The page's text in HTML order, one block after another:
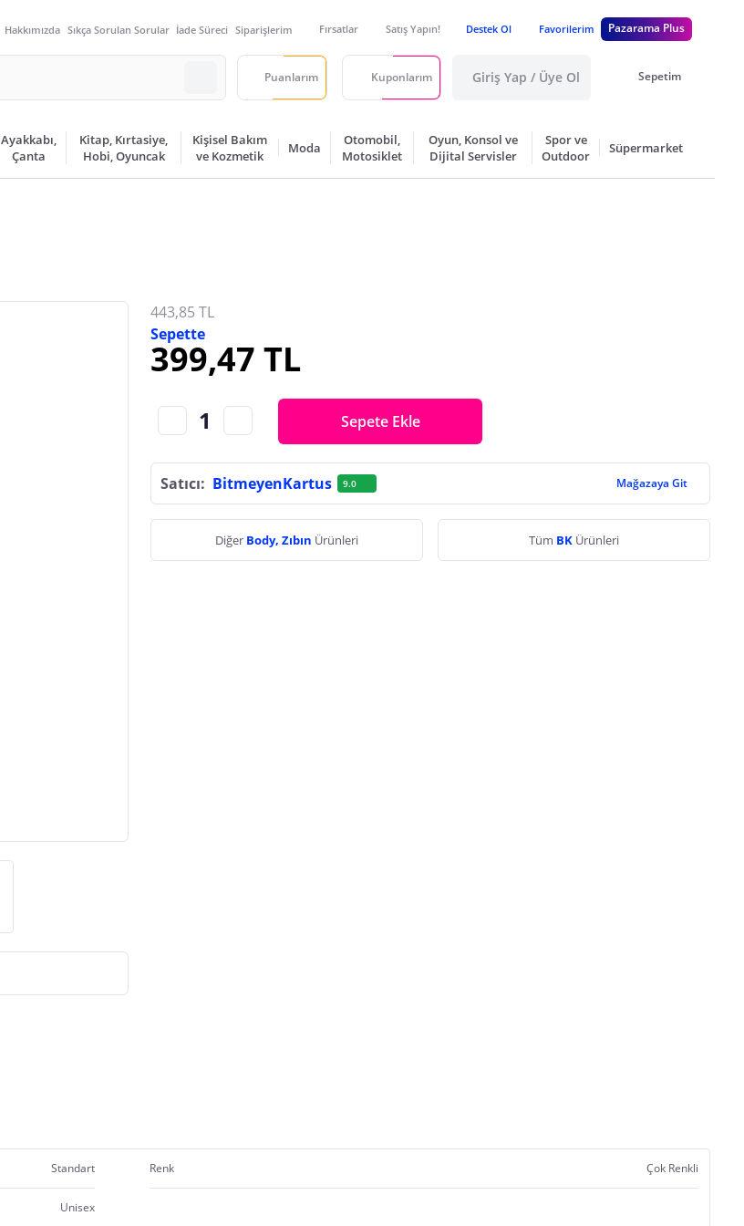
Hakkımızda Sıkça Sorulan Sorular İade Süreci Siparişlerim Fırsatlar Satış Yapın! Destek Ol Favorilerim Pazarama Plus
Puanlarım Kuponlarım Giriş Yap / Üye Ol Sepetim
Ayakkabı,
Çanta
Kitap, Kırtasiye,
Hobi, Oyuncak
Kişisel Bakım
ve Kozmetik
Moda
Otomobil,
Motosiklet
Oyun, Konsol ve
Dijital Servisler
Spor ve
Outdoor
Süpermarket
443,85 TL
Sepette
399,47 TL
Sepete Ekle
Satıcı: BitmeyenKartus 9.0 Mağazaya Git
Diğer Body, Zıbın Ürünleri Tüm BK Ürünleri
Standart Renk Çok Renkli
Unisex